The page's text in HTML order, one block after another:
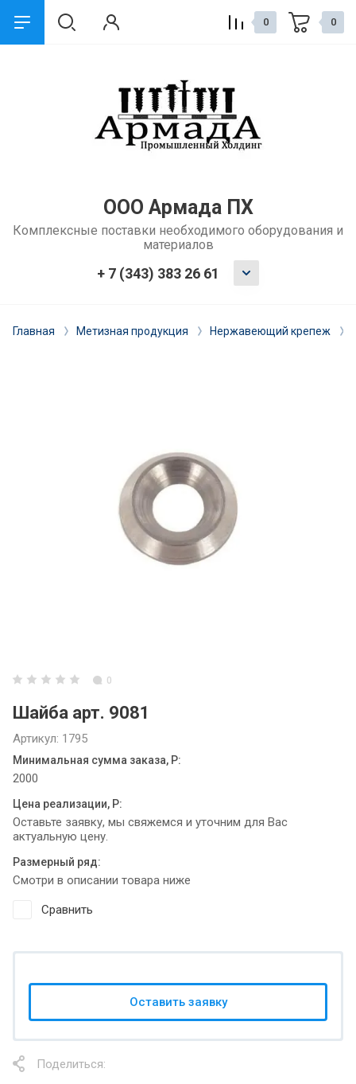
Сервис и поддержка
Способы оплаты
Ремонт и услуги
ООО Армада ПХ
Комплексные поставки необходимого оборудования и
материалов
+ 7 (343) 383 26 61
0 0
Главная Метизная продукция Нержавеющий крепеж
0
Шайба арт. 9081
Артикул: 1795
Минимальная сумма заказа, Р:
2000
Цена реализации, Р:
Оставьте заявку, мы свяжемся и уточним для Вас
актуальную цену.
Размерный ряд:
Смотри в описании товара ниже
Сравнить
Оставить заявку
Поделиться: